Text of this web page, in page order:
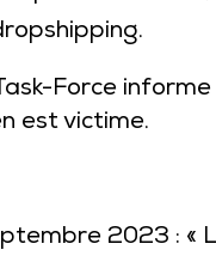
Force
est victime.
2023 : «